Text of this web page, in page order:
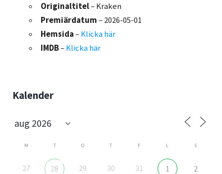
Originaltitel– Kraken
Premiärdatum– 2026-05-01
Hemsida–Klicka här
IMDB–Klicka här
Sidebar
Kalender
M T O T F L S
27 28 29 30 31 1 2